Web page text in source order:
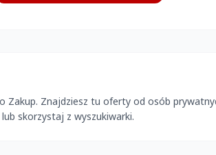
Znajdziesz tu oferty od osób
skorzystaj z wyszukiwarki.